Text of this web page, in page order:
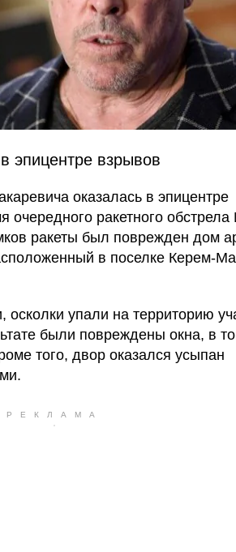
эпицентре взрывов
оказалась в эпицентре
очередного ракетного обстрела
ракеты был поврежден дом
в поселке Керем-
упали на территорию
были повреждены окна, в
того, двор оказался усыпан